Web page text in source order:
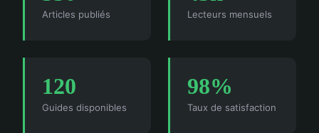
Articles publiés Lecteurs mensuels
120
Guides disponibles
98%
Taux de satisfaction